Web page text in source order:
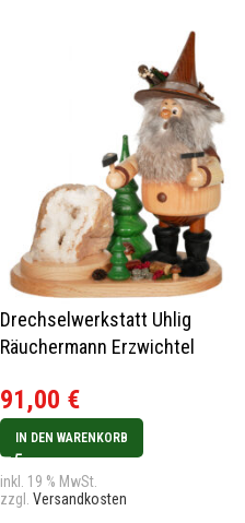
Drechselwerkstatt Uhlig
Räuchermann Erzwichtel
91,00 €
IN DEN WARENKORB
inkl. 19 % MwSt.
zzgl. Versandkosten